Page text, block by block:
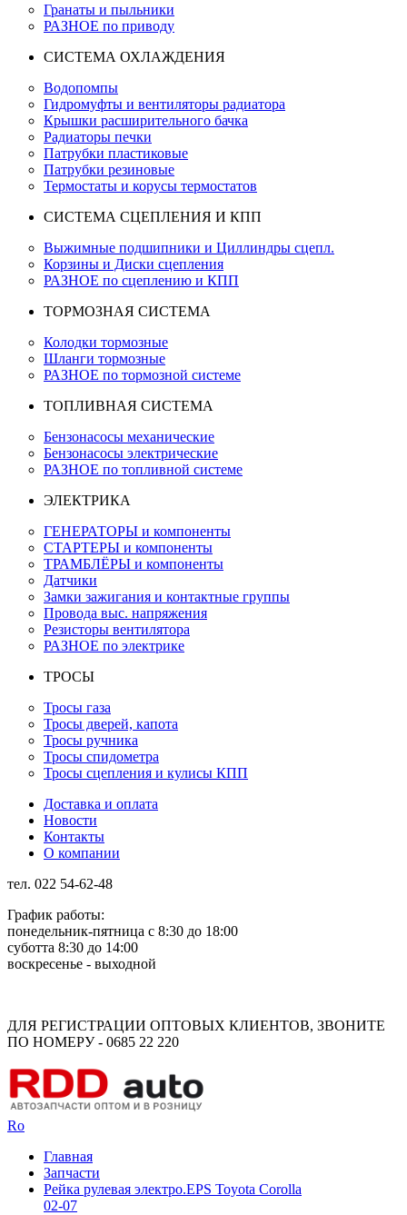
Гранаты и пыльники
РАЗНОЕ по приводу
СИСТЕМА ОХЛАЖДЕНИЯ
Водопомпы
Гидромуфты и вентиляторы радиатора
Крышки расширительного бачка
Радиаторы печки
Патрубки пластиковые
Патрубки резиновые
Термостаты и корусы термостатов
СИСТЕМА СЦЕПЛЕНИЯ И КПП
Выжимные подшипники и Циллиндры сцепл.
Корзины и Диски сцепления
РАЗНОЕ по сцеплению и КПП
ТОРМОЗНАЯ СИСТЕМА
Колодки тормозные
Шланги тормозные
РАЗНОЕ по тормозной системе
ТОПЛИВНАЯ СИСТЕМА
Бензонасосы механические
Бензонасосы электрические
РАЗНОЕ по топливной системе
ЭЛЕКТРИКА
ГЕНЕРАТОРЫ и компоненты
СТАРТЕРЫ и компоненты
ТРАМБЛЁРЫ и компоненты
Датчики
Замки зажигания и контактные группы
Провода выс. напряжения
Резисторы вентилятора
РАЗНОЕ по электрике
ТРОСЫ
Тросы газа
Тросы дверей, капота
Тросы ручника
Тросы спидометра
Тросы сцепления и кулисы КПП
Доставка и оплата
Новости
Контакты
О компании
тел. 022 54-62-48
График работы:
понедельник-пятница с 8:30 до 18:00
суботта 8:30 до 14:00
воскресенье - выходной
ДЛЯ РЕГИСТРАЦИИ ОПТОВЫХ КЛИЕНТОВ, ЗВОНИТЕ
ПО НОМЕРУ - 0685 22 220
Ro
Главная
Запчасти
Рейка рулевая электро.EPS Toyota Corolla
02-07